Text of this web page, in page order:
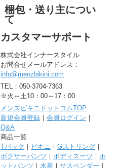
梱包・送り主につい
て
カスタマーサポート
株式会社インナースタイル
お問合せメールアドレス：
info@menzbikini.com
TEL：050-3704-7363
※火～土10：00～17：00
メンズビキニドットコムTOP
新規会員登録｜ 会員ログイン ｜
Q&A
商品一覧
Tバック ｜ ビキニ ｜ Gストリング｜
ボクサーパンツ ｜ ボディスーツ ｜ ホ
ットパンツ ｜ 水着｜ サスペンダー ｜